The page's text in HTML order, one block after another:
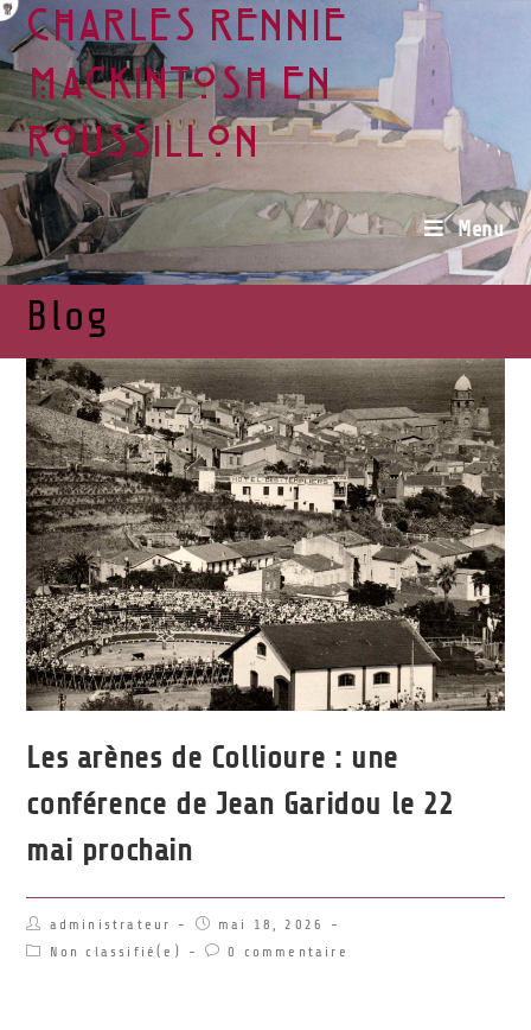
Charles Rennie
Mackintosh en
Roussillon
Menu
Blog
Les arènes de Collioure : une
conférence de Jean Garidou le 22
mai prochain
administrateur
mai 18, 2026
Non classifié(e)
0 commentaire